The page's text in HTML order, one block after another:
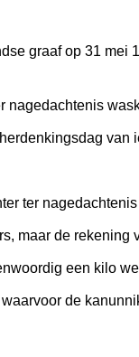
graaf op 31 mei
nagedachtenis
ter
maar de
een kilo
de